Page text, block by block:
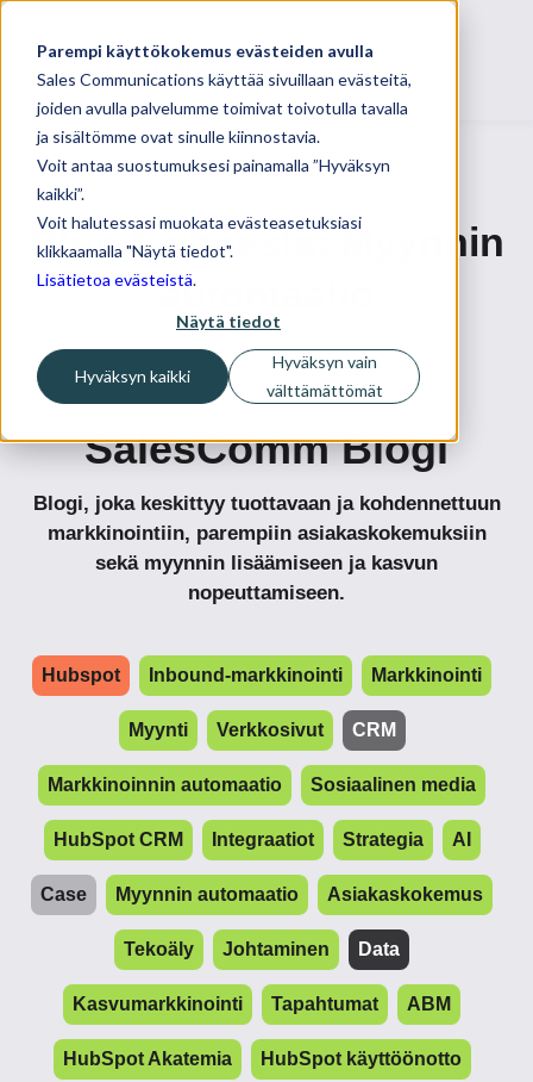
Parempi käyttökokemus evästeiden avulla
Sales Communications käyttää sivuillaan evästeitä,
joiden avulla palvelumme toimivat toivotulla tavalla
ja sisältömme ovat sinulle kiinnostavia.
Voit antaa suostumuksesi painamalla ”Hyväksyn
kaikki”.
Voit halutessasi muokata evästeasetuksiasi
klikkaamalla "Näytä tiedot".
Lisätietoa evästeistä.
Näytä tiedot
Hyväksyn kaikki
Hyväksyn vain
välttämättömät
Blogit aiheesta: Myynnin
automaatio
SalesComm Blogi
Blogi, joka keskittyy tuottavaan ja kohdennettuun
markkinointiin, parempiin asiakaskokemuksiin
sekä myynnin lisäämiseen ja kasvun
nopeuttamiseen.
Hubspot Inbound-markkinointi Markkinointi
Myynti Verkkosivut CRM
Markkinoinnin automaatio Sosiaalinen media
HubSpot CRM Integraatiot Strategia AI
Case Myynnin automaatio Asiakaskokemus
Tekoäly Johtaminen Data
Kasvumarkkinointi Tapahtumat ABM
HubSpot Akatemia HubSpot käyttöönotto